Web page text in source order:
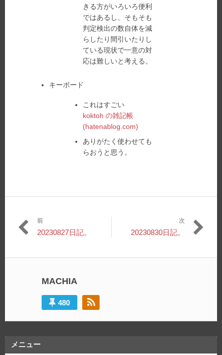
きる方がいろいろ便利
ではあるし、そもそも
判定検出の数自体を減
らしたり間引いたりし
ている現状で一意の対
応は難しいと考える。
キーボード
これはすごい
koktoh の雑記帳
(hatenablog.com)
ありがたく使わせても
らおうと思う。
投
ナ
ン
前
過
投
20230827日記。
次
稿:
20230830日記。
MACHIA
480
メニュー